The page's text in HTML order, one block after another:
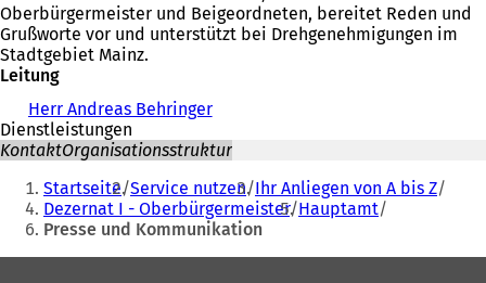
Oberbürgermeister und Beigeordneten, bereitet Reden und
Grußworte vor und unterstützt bei Drehgenehmigungen im
Stadtgebiet Mainz.
Leitung
Herr Andreas Behringer
Dienstleistungen
KontaktOrganisationsstruktur
Sie
befinden
sich
hier:
Startseite Service nutzen Ihr Anliegen von A bis Z
Dezernat I - Oberbürgermeister Hauptamt
Presse und Kommunikation